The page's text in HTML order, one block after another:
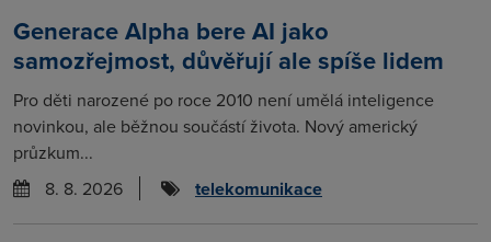
Generace Alpha bere AI jako
samozřejmost, důvěřují ale spíše lidem
Pro děti narozené po roce 2010 není umělá inteligence
novinkou, ale běžnou součástí života. Nový americký
průzkum...
8. 8. 2026
telekomunikace